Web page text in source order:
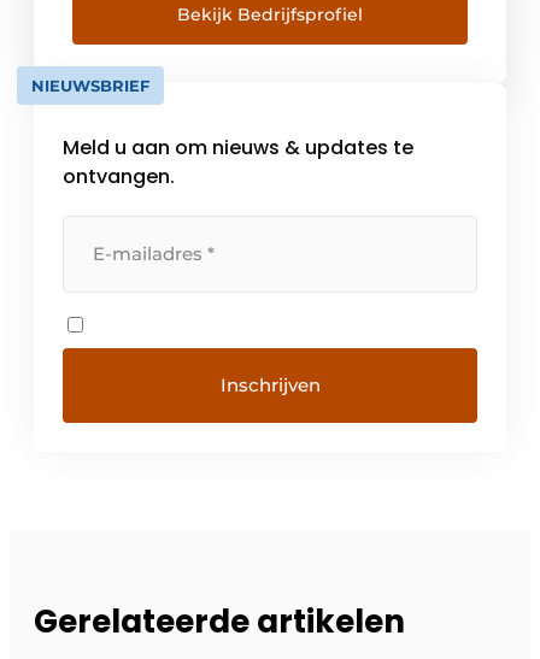
meetsystemen is Topcon uitstekend in staat
om aan al uw meetwensen te voldoen en
deze professioneel te ondersteunen. Sinds
de oprichting in 1932 […]
Bekijk Bedrijfsprofiel
NIEUWSBRIEF
Meld u aan om nieuws & updates te
ontvangen.
Gerelateerde artikelen